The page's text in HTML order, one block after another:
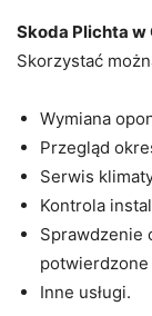
Skoda Plichta w
Skorzystać
Wymiana
Przegląd
Serwis
Kontrola
Sprawdzenie
Inne usługi.